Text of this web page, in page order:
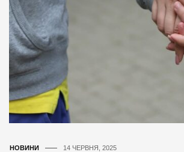
НОВИНИ 14 ЧЕРВНЯ, 2025